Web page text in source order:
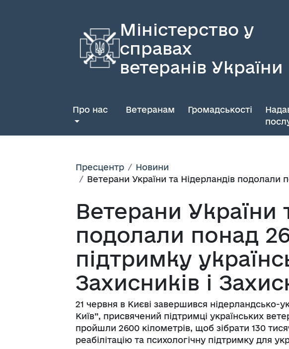
Міністерство у
справах
ветеранів України
Про нас Ветеранам Громадськості
Пресцентр
Новини
Ветерани України та Нідерландів подолали
Ветерани України
подолали понад
підтримку
Захисників і
21 червня в Києві завершився нідерландсько-
Київ”, присвячений підтримці українських
пройшли 2600 кілометрів, щоб зібрати 130
реабілітацію та психологічну підтримку для